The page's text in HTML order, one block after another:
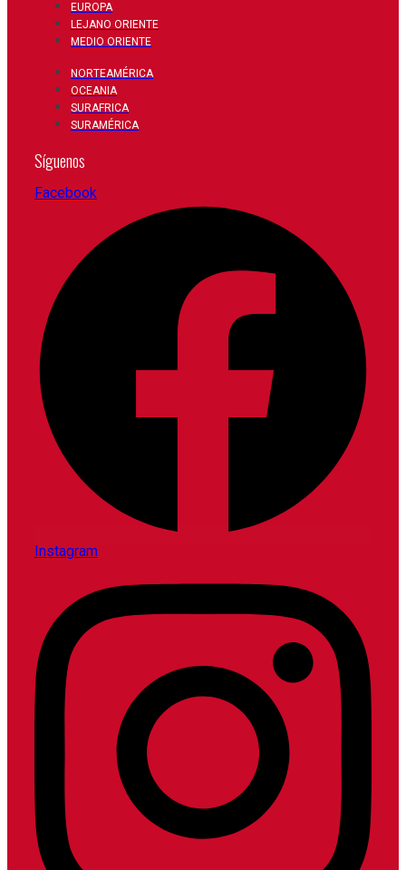
EUROPA
LEJANO ORIENTE
MEDIO ORIENTE
NORTEAMÉRICA
OCEANIA
SURAFRICA
SURAMÉRICA
Síguenos
Facebook
Instagram